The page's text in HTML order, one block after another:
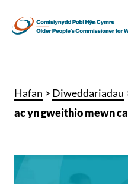
Hafan > Diweddariadau
ac yn gweithio mewn